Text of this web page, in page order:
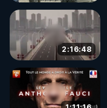
2:16:48